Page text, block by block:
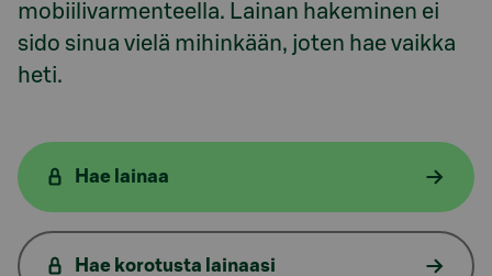
mobiilivarmenteella. Lainan hakeminen ei
sido sinua vielä mihinkään, joten hae vaikka
heti.
Hae lainaa
Hae korotusta lainaasi